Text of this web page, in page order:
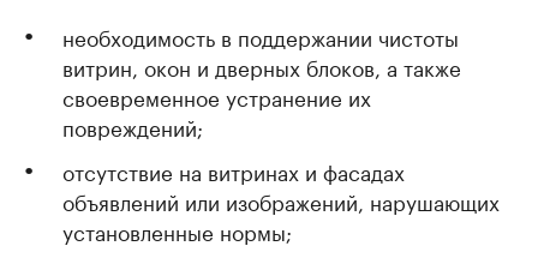
необходимость в поддержании чистоты
витрин, окон и дверных блоков, а также
своевременное устранение их
повреждений;
отсутствие на витринах и фасадах
объявлений или изображений, нарушающих
установленные нормы;